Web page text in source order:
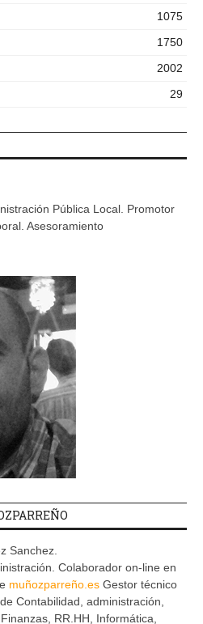
1075
1750
2002
29
Pública Local. Promotor
Asesoramiento
Sanchez.
Colaborador on-line en
muñozparreño.es Gestor técnico
Contabilidad, administración,
RR.HH, Informática,